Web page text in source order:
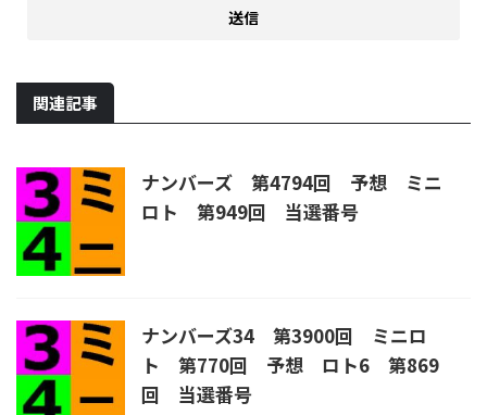
関連記事
ナンバーズ 第4794回 予想 ミニ
ロト 第949回 当選番号
ナンバーズ34 第3900回 ミニロ
ト 第770回 予想 ロト6 第869
回 当選番号